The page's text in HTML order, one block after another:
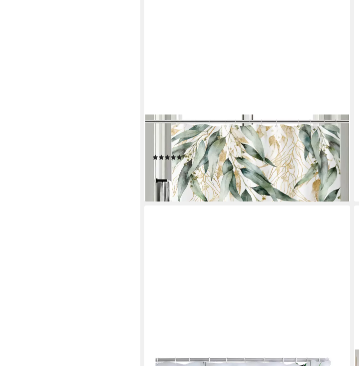
M&W DAS DESIGN
Duschvorhang Shower curtains Anti schimmel Waschbar ​​
180x200 Duschvorhang grün
(1)
17,99 € UVP19,99 €
-10%
lieferbar - in 5-6 Werktagen bei dir
RIDDER